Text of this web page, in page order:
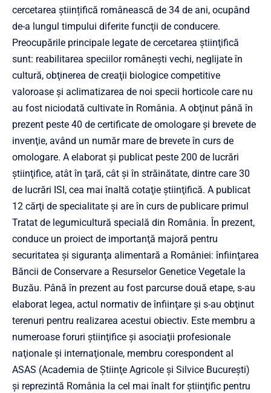
cercetarea ştiințifică românească de 34 de ani, ocupând
de-a lungul timpului diferite funcţii de conducere.
Preocupările principale legate de cercetarea ştiinţifică
sunt: reabilitarea speciilor româneşti vechi, neglijate în
cultură, obţinerea de creaţii biologice competitive
valoroase şi aclimatizarea de noi specii horticole care nu
au fost niciodată cultivate în România. A obţinut până în
prezent peste 40 de certificate de omologare şi brevete de
invenţie, având un număr mare de brevete în curs de
omologare. A elaborat şi publicat peste 200 de lucrări
ştiinţifice, atât în ţară, cât şi în străinătate, dintre care 30
de lucrări ISI, cea mai înaltă cotaţie ştiinţifică. A publicat
12 cărţi de specialitate şi are în curs de publicare primul
Tratat de legumicultură specială din România. În prezent,
conduce un proiect de importanţă majoră pentru
securitatea şi siguranţa alimentară a României: înfiinţarea
Băncii de Conservare a Resurselor Genetice Vegetale la
Buzău. Până în prezent au fost parcurse două etape, s-au
elaborat legea, actul normativ de înfiinţare şi s-au obţinut
terenuri pentru realizarea acestui obiectiv. Este membru a
numeroase foruri ştiinţifice şi asociaţii profesionale
naţionale şi internaţionale, membru corespondent al
ASAS (Academia de Ştiinţe Agricole şi Silvice Bucureşti)
şi reprezintă România la cel mai înalt for ştiinţific pentru